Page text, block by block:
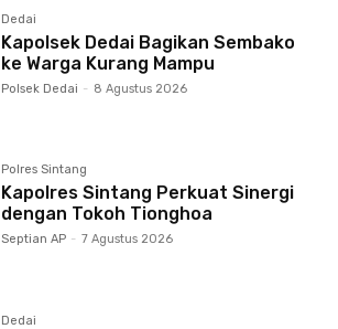
Dedai
Kapolsek Dedai Bagikan Sembako
ke Warga Kurang Mampu
Polsek Dedai - 8 Agustus 2026
Polres Sintang
Kapolres Sintang Perkuat Sinergi
dengan Tokoh Tionghoa
Septian AP - 7 Agustus 2026
Dedai